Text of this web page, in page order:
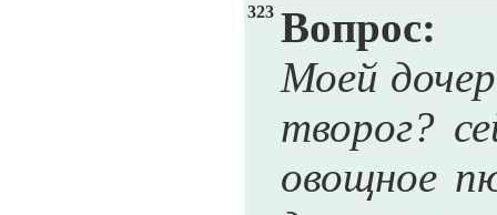
323 Вопрос:
Моей
творог?
овощное